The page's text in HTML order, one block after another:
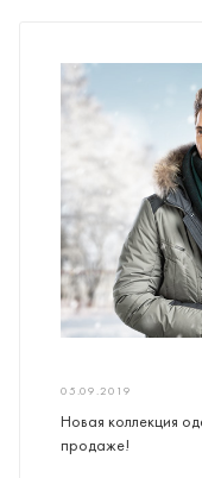
05.09.2019
Новая коллекция
продаже!